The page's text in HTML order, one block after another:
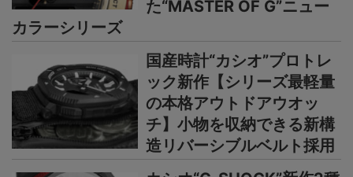
た“MASTER OF G”ニュー
カラーシリーズ
国産時計“カシオ”プロトレ
ック新作【シリーズ最軽量
の本格アウトドアウオッ
チ】小物を収納できる新構
造リバーシブルベルト採用